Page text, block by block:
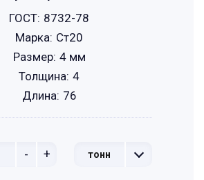
- + тонн
ГОСТ: 8732-78
Марка: Ст20
Размер: 4 мм
Толщина: 4
Длина: 76